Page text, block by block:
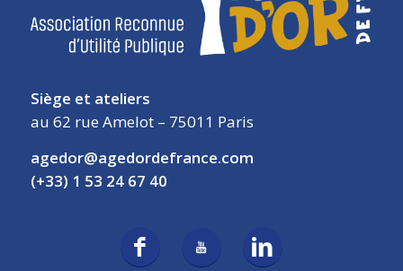
Siège et ateliers
au 62 rue Amelot – 75011 Paris
agedor@agedordefrance.com
(+33) 1 53 24 67 40